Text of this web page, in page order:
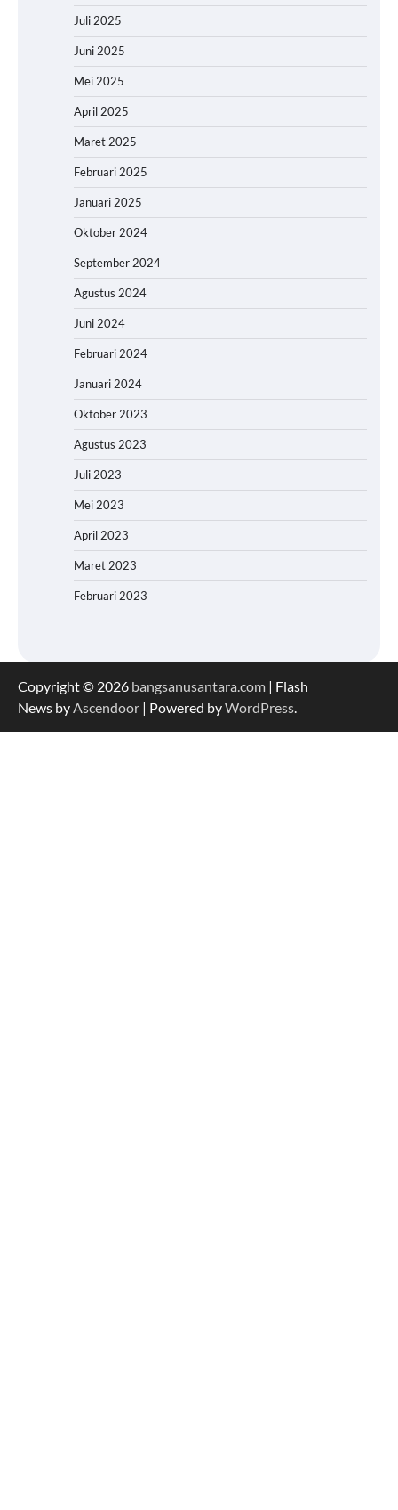
Juli 2025
Juni 2025
Mei 2025
April 2025
Maret 2025
Februari 2025
Januari 2025
Oktober 2024
September 2024
Agustus 2024
Juni 2024
Februari 2024
Januari 2024
Oktober 2023
Agustus 2023
Juli 2023
Mei 2023
April 2023
Maret 2023
Februari 2023
Copyright © 2026 bangsanusantara.com | Flash
News by Ascendoor | Powered byWordPress